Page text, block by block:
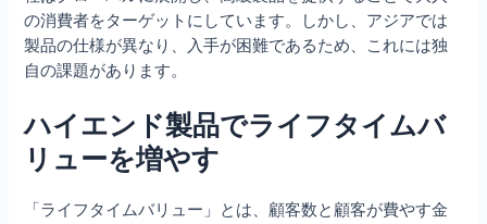
の消費者をターゲットにしています。しかし、アジアでは
製品の仕様が異なり、入手が困難であるため、これには独
自の課題があります。
ハイエンド製品でライフタイムバ
リューを増やす
「ライフタイムバリュー」とは、顧客数と顧客が費やす金